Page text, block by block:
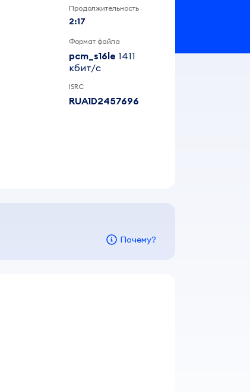
Продолжительность
2:17
Формат файла
pcm_s16le 1411
кбит/c
ISRC
RUA1D2457696
Почему?